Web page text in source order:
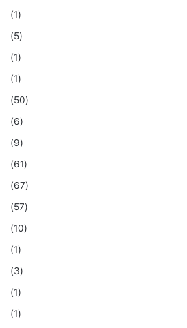
(1)
(5)
(1)
(1)
(50)
(6)
(9)
(61)
(67)
(57)
(10)
(1)
(3)
(1)
(1)